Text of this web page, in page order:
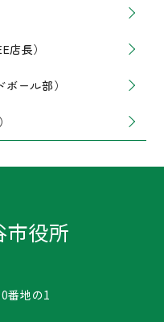
店長）
ール部）
市役所
番地の1